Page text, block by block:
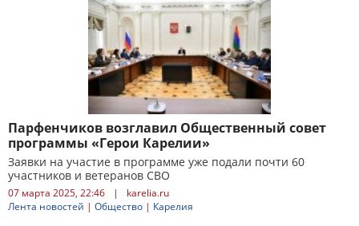
Парфенчиков возглавил Общественный совет
программы «Герои Карелии»
Заявки на участие в программе уже подали почти 60
участников и ветеранов СВО
07 марта 2025, 22:46 |
karelia.ru
Лента новостей | Общество | Карелия